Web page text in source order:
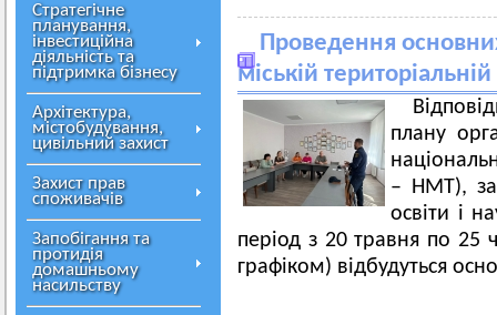
Стратегічне
планування,
інвестиційна
діяльність та
підтримка бізнесу
Архітектура,
містобудування,
цивільний захист
Захист прав
споживачів
Запобігання та
протидія
домашньому
насильству
Проведення
міській
плану
– НМТ),
освіти і
період з 20 травня по
графіком) відбудуться